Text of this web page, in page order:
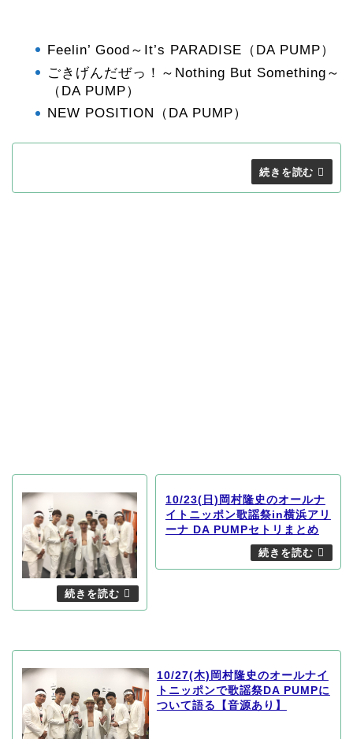
Feelin’ Good～It’s PARADISE（DA PUMP）
ごきげんだぜっ！～Nothing But Something～
（DA PUMP）
NEW POSITION（DA PUMP）
10/23(日)岡村隆史のオールナ
イトニッポン歌謡祭in横浜アリ
ーナ DA PUMPセトリまとめ
10/27(木)岡村隆史のオールナイ
トニッポンで歌謡祭DA PUMPに
ついて語る【音源あり】